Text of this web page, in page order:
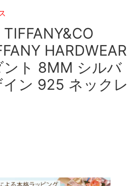
HARDWEAR
ト 8MM シルバ
ン 925 ネックレ